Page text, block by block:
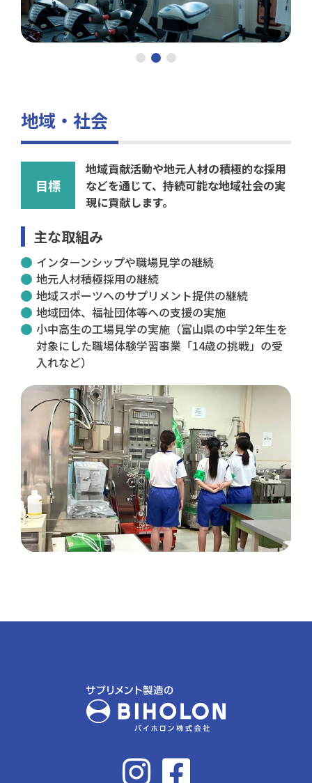
地域・社会
目標
地域貢献活動や地元人材の積極的な採用
などを通じて、持続可能な地域社会の実
現に貢献します。
主な取組み
インターンシップや職場見学の継続
地元人材積極採用の継続
地域スポーツへのサプリメント提供の継続
地域団体、福祉団体等への支援の実施
小中高生の工場見学の実施（富山県の中学2年生を
対象にした職場体験学習事業「14歳の挑戦」の受
入れなど）